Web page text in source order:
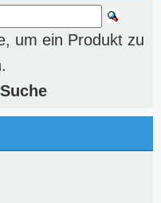
um ein Produkt zu